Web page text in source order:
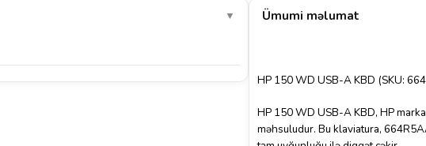
▼ Ümumi məlumat
HP 150 WD USB-A KBD (SKU:
HP 150 WD USB-A KBD, HP
məhsuludur. Bu klaviatura,